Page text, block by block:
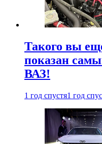
Такого вы
показан
ВАЗ!
1 год спустя1 год